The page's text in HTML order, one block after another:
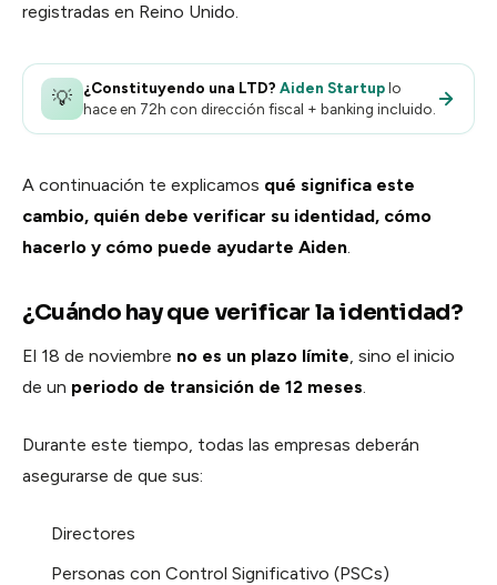
registradas en Reino Unido.
💡 ¿Constituyendo una LTD? Aiden Startuplo
hace en 72h con dirección fiscal + banking incluido.
A continuación te explicamos qué significa este
cambio, quién debe verificar su identidad, cómo
hacerlo y cómo puede ayudarte Aiden.
¿Cuándo hay que verificar la identidad?
El 18 de noviembre no es un plazo límite, sino el inicio
de un periodo de transición de 12 meses.
Durante este tiempo, todas las empresas deberán
asegurarse de que sus:
Directores
Personas con Control Significativo (PSCs)